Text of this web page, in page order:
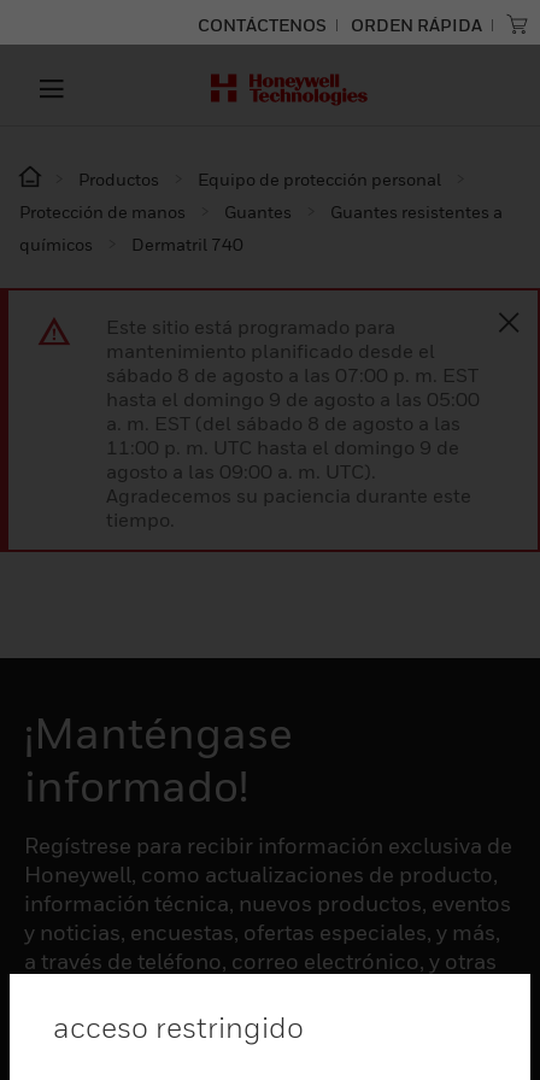
CONTÁCTENOS ORDEN RÁPIDA
Productos
Equipo de protección personal
Protección de manos
Guantes
Guantes resistentes a
químicos
Dermatril 740
Este sitio está programado para
mantenimiento planificado desde el
sábado 8 de agosto a las 07:00 p. m. EST
hasta el domingo 9 de agosto a las 05:00
a. m. EST (del sábado 8 de agosto a las
11:00 p. m. UTC hasta el domingo 9 de
agosto a las 09:00 a. m. UTC).
Agradecemos su paciencia durante este
tiempo.
¡Manténgase
informado!
Regístrese para recibir información exclusiva de
Honeywell, como actualizaciones de producto,
información técnica, nuevos productos, eventos
y noticias, encuestas, ofertas especiales, y más,
a través de teléfono, correo electrónico, y otras
acceso restringido